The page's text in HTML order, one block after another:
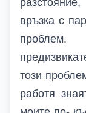
връзка с
този
работя